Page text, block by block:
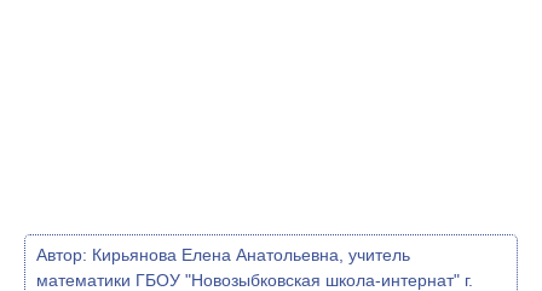
Автор: Кирьянова Елена Анатольевна, учитель
математики ГБОУ "Новозыбковская школа-интернат" г.